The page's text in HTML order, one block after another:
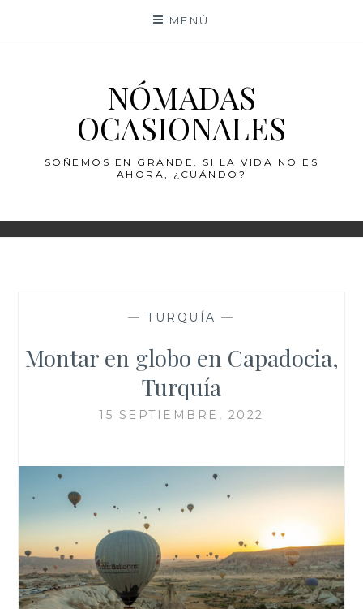
MENÚ
NÓMADAS
OCASIONALES
SOÑEMOS EN GRANDE. SI LA VIDA NO ES
AHORA, ¿CUÁNDO?
—TURQUÍA —
Montar en globo en Capadocia,
Turquía
15 SEPTIEMBRE, 2022